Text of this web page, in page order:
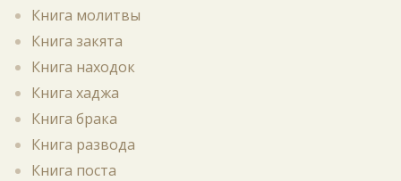
Книга молитвы
Книга закята
Книга находок
Книга хаджа
Книга брака
Книга развода
Книга поста